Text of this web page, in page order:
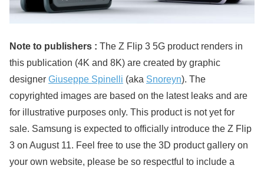
Note to publishers : The Z Flip 3 5G product renders in
this publication (4K and 8K) are created by graphic
designer Giuseppe Spinelli (aka Snoreyn). The
copyrighted images are based on the latest leaks and are
for illustrative purposes only. This product is not yet for
sale. Samsung is expected to officially introduce the Z Flip
3 on August 11. Feel free to use the 3D product gallery on
your own website, please be so respectful to include a